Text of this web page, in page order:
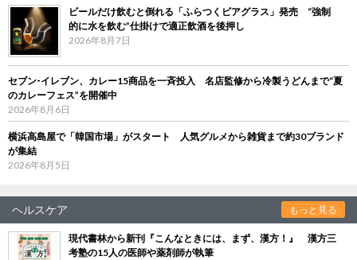
ビールだけ飲むと倒れる「ふらつくビアグラス」発売 “強制
的に水を飲む”仕掛けで適正飲酒を後押し
2026年8月7日
セブン‐イレブン、カレー15商品を一斉投入 名店監修から冷製うどんまで“夏
のカレーフェス”を開催中
2026年8月6日
横浜高島屋で「韓国市場」がスタート 人気グルメから雑貨まで約30ブランド
が集結
2026年8月5日
ヘルスケア もっと見る
現代書林から新刊『こんなときには、まず、漢方！』 漢方三
考塾の15人の医師や薬剤師が執筆